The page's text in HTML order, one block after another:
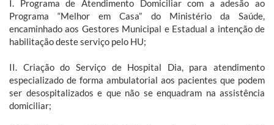
I. Programa de Atendimento Domiciliar com a adesão ao
Programa “Melhor em Casa” do Ministério da Saúde,
encaminhado aos Gestores Municipal e Estadual a intenção de
habilitação deste serviço pelo HU;
II. Criação do Serviço de Hospital Dia, para atendimento
especializado de forma ambulatorial aos pacientes que podem
ser desospitalizados e que não se enquadram na assistência
domiciliar;